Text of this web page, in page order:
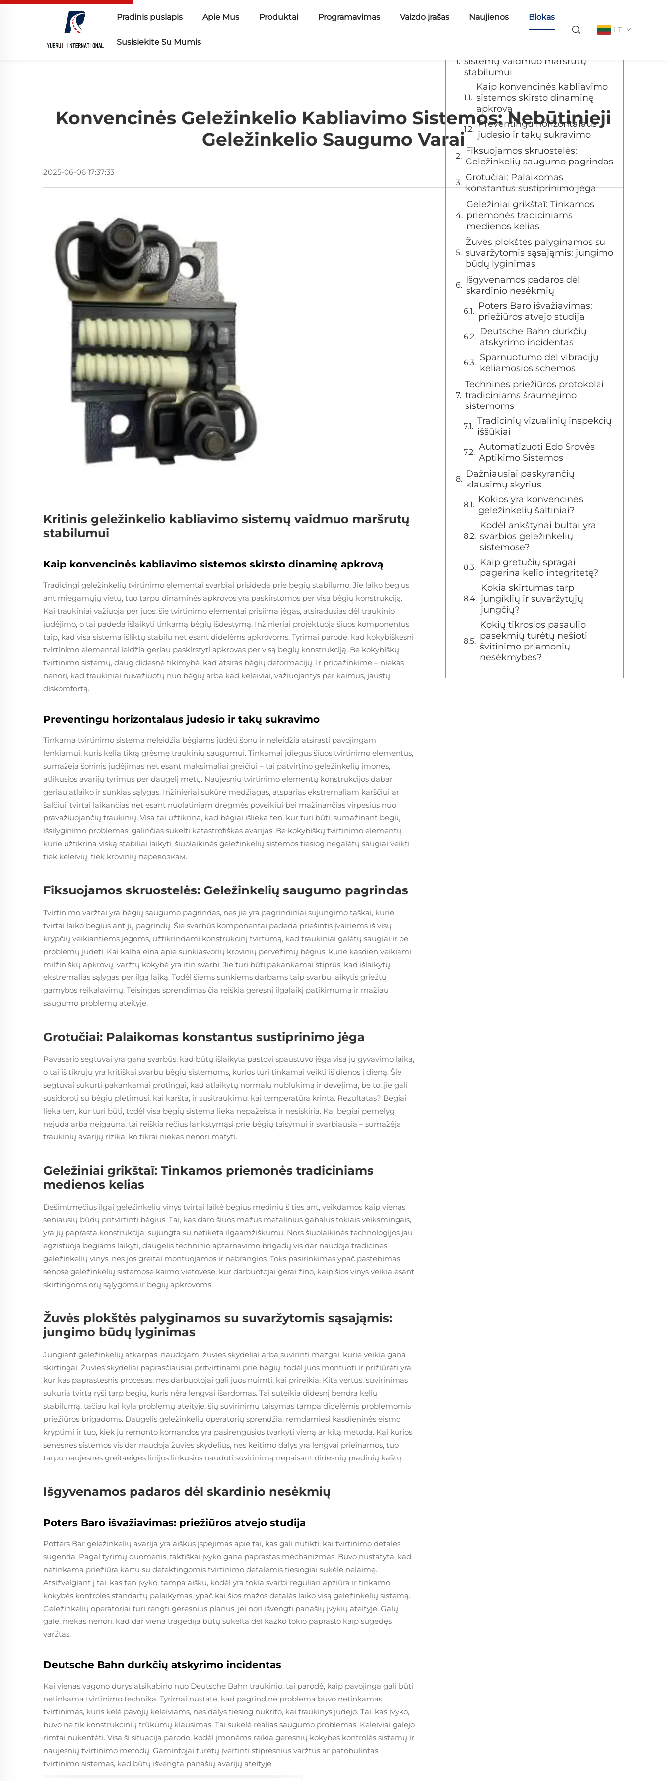
Pradinis puslapis Apie Mus Produktai Programavimas Vaizdo įrašas Naujienos Blokas
Susisiekite Su Mumis
LT
Konvencinės Geležinkelio Kabliavimo Sistemos: Nebūtinieji
Geležinkelio Saugumo Varai
2025-06-06 17:37:33
Kritinis geležinkelio kabliavimo sistemų vaidmuo maršrutų
stabilumui
Kaip konvencinės kabliavimo sistemos skirsto dinaminę apkrovą
Tradicingi geležinkelių tvirtinimo elementai svarbiai prisideda prie bėgių stabilumo. Jie laiko bėgius
ant miegamųjų vietų, tuo tarpu dinaminės apkrovos yra paskirstomos per visą bėgių konstrukciją.
Kai traukiniai važiuoja per juos, šie tvirtinimo elementai prisiima jėgas, atsiradusias dėl traukinio
judėjimo, o tai padeda išlaikyti tinkamą bėgių išdėstymą. Inžinieriai projektuoja šiuos komponentus
taip, kad visa sistema išliktų stabilu net esant didelėms apkrovoms. Tyrimai parodė, kad kokybiškesni
tvirtinimo elementai leidžia geriau paskirstyti apkrovas per visą bėgių konstrukciją. Be kokybiškų
tvirtinimo sistemų, daug didesnė tikimybė, kad atsiras bėgių deformacijų. Ir pripažinkime – niekas
nenori, kad traukiniai nuvažiuotų nuo bėgių arba kad keleiviai, važiuojantys per kaimus, jaustų
diskomfortą.
Preventingu horizontalaus judesio ir takų sukravimo
Tinkama tvirtinimo sistema neleidžia bėgiams judėti šonu ir neleidžia atsirasti pavojingam
lenkiamui, kuris kelia tikrą grėsmę traukinių saugumui. Tinkamai įdiegus šiuos tvirtinimo elementus,
sumažėja šoninis judėjimas net esant maksimaliai greičiui – tai patvirtino geležinkelių įmonės,
atlikusios avarijų tyrimus per daugelį metų. Naujesnių tvirtinimo elementų konstrukcijos dabar
geriau atlaiko ir sunkias sąlygas. Inžinieriai sukūrė medžiagas, atsparias ekstremaliam karščiui ar
šalčiui, tvirtai laikančias net esant nuolatiniam drėgmės poveikiui bei mažinančias virpesius nuo
pravažiuojančių traukinių. Visa tai užtikrina, kad bėgiai išlieka ten, kur turi būti, sumažinant bėgių
išsilyginimo problemas, galinčias sukelti katastrofiškas avarijas. Be kokybiškų tvirtinimo elementų,
kurie užtikrina viską stabiliai laikyti, šiuolaikinės geležinkelių sistemos tiesiog negalėtų saugiai veikti
tiek keleivių, tiek krovinių перевозкам.
Fiksuojamos skruostelės: Geležinkelių saugumo pagrindas
Tvirtinimo varžtai yra bėgių saugumo pagrindas, nes jie yra pagrindiniai sujungimo taškai, kurie
tvirtai laiko bėgius ant jų pagrindų. Šie svarbūs komponentai padeda priešintis įvairiems iš visų
krypčių veikiantiems jėgoms, užtikrindami konstrukcinį tvirtumą, kad traukiniai galėtų saugiai ir be
problemų judėti. Kai kalba eina apie sunkiasvorių krovinių pervežimų bėgius, kurie kasdien veikiami
milžiniškų apkrovų, varžtų kokybė yra itin svarbi. Jie turi būti pakankamai stiprūs, kad išlaikytų
ekstremalias sąlygas per ilgą laiką. Todėl šiems sunkiems darbams taip svarbu laikytis griežtų
gamybos reikalavimų. Teisingas sprendimas čia reiškia geresnį ilgalaikį patikimumą ir mažiau
saugumo problemų ateityje.
Grotučiai: Palaikomas konstantus sustiprinimo jėga
Pavasario segtuvai yra gana svarbūs, kad būtų išlaikyta pastovi spaustuvo jėga visą jų gyvavimo laiką,
o tai iš tikrųjų yra kritiškai svarbu bėgių sistemoms, kurios turi tinkamai veikti iš dienos į dieną. Šie
segtuvai sukurti pakankamai protingai, kad atlaikytų normalų nublukimą ir dėvėjimą, be to, jie gali
susidoroti su bėgių plėtimusi, kai karšta, ir susitraukimu, kai temperatūra krinta. Rezultatas? Bėgiai
lieka ten, kur turi būti, todėl visa bėgių sistema lieka nepažeista ir nesiskiria. Kai bėgiai pernelyg
nejuda arba neįgauna, tai reiškia rečius lankstymąsi prie bėgių taisymui ir svarbiausia – sumažėja
traukinių avarijų rizika, ko tikrai niekas nenori matyti.
Geležiniai grikštaĩ: Tinkamos priemonės tradiciniams
medienos kelias
Dešimtmečius ilgai geležinkelių vinys tvirtai laikė bėgius medinių š ties ant, veikdamos kaip vienas
seniausių būdų pritvirtinti bėgius. Tai, kas daro šiuos mažus metalinius gabalus tokiais veiksmingais,
yra jų paprasta konstrukcija, sujungta su netikėta ilgaamžiškumu. Nors šiuolaikinės technologijos jau
egzistuoja bėgiams laikyti, daugelis techninio aptarnavimo brigadų vis dar naudoja tradicines
geležinkelių vinys, nes jos greitai montuojamos ir nebrangios. Toks pasirinkimas ypač pastebimas
senose geležinkelių sistemose kaimo vietovėse, kur darbuotojai gerai žino, kaip šios vinys veikia esant
skirtingoms orų sąlygoms ir bėgių apkrovoms.
Žuvės plokštės palyginamos su suvaržytomis sąsająmis:
jungimo būdų lyginimas
Jungiant geležinkelių atkarpas, naudojami žuvies skydeliai arba suvirinti mazgai, kurie veikia gana
skirtingai. Žuvies skydeliai paprasčiausiai pritvirtinami prie bėgių, todėl juos montuoti ir prižiūrėti yra
kur kas paprastesnis procesas, nes darbuotojai gali juos nuimti, kai prireikia. Kita vertus, suvirinimas
sukuria tvirtą ryšį tarp bėgių, kuris nėra lengvai išardomas. Tai suteikia didesnį bendrą kelių
stabilumą, tačiau kai kyla problemų ateityje, šių suvirinimų taisymas tampa didelėmis problemomis
priežiūros brigadoms. Daugelis geležinkelių operatorių sprendžia, remdamiesi kasdieninės eismo
kryptimi ir tuo, kiek jų remonto komandos yra pasirengusios tvarkyti vieną ar kitą metodą. Kai kurios
senesnės sistemos vis dar naudoja žuvies skydelius, nes keitimo dalys yra lengvai prieinamos, tuo
tarpu naujesnės greitaeigės linijos linkusios naudoti suvirinimą nepaisant didesnių pradinių kaštų.
Išgyvenamos padaros dėl skardinio nesėkmių
Poters Baro išvažiavimas: priežiūros atvejo studija
Potters Bar geležinkelių avarija yra aiškus įspėjimas apie tai, kas gali nutikti, kai tvirtinimo detalės
sugenda. Pagal tyrimų duomenis, faktiškai įvyko gana paprastas mechanizmas. Buvo nustatyta, kad
netinkama priežiūra kartu su defektingomis tvirtinimo detalėmis tiesiogiai sukėlė nelaimę.
Atsižvelgiant į tai, kas ten įvyko, tampa aišku, kodėl yra tokia svarbi reguliari apžiūra ir tinkamo
kokybės kontrolės standartų palaikymas, ypač kai šios mažos detalės laiko visą geležinkelių sistemą.
Geležinkelių operatoriai turi rengti geresnius planus, jei nori išvengti panašių įvykių ateityje. Galų
gale, niekas nenori, kad dar viena tragedija būtų sukelta dėl kažko tokio paprasto kaip sugedęs
varžtas.
Deutsche Bahn durkčių atskyrimo incidentas
Kai vienas vagono durys atsikabino nuo Deutsche Bahn traukinio, tai parodė, kaip pavojinga gali būti
netinkama tvirtinimo technika. Tyrimai nustatė, kad pagrindinė problema buvo netinkamas
tvirtinimas, kuris kėlė pavojų keleiviams, nes dalys tiesiog nukrito, kai traukinys judėjo. Tai, kas įvyko,
buvo ne tik konstrukcinių trūkumų klausimas. Tai sukėlė realias saugumo problemas. Keleiviai galėjo
rimtai nukentėti. Visa ši situacija parodo, kodėl įmonėms reikia geresnių kokybės kontrolės sistemų ir
naujesnių tvirtinimo metodų. Gamintojai turėtų įvertinti stipresnius varžtus ar patobulintas
tvirtinimo sistemas, kad būtų išvengta panašių avarijų ateityje.
Turinys
sistemų vaidmuo maršrutų
stabilumui
Kaip konvencinės kabliavimo
sistemos skirsto dinaminę
apkrovą
Preventingu horizontalaus
judesio ir takų sukravimo
Fiksuojamos skruostelės:
Geležinkelių saugumo pagrindas
Grotučiai: Palaikomas
konstantus sustiprinimo jėga
Geležiniai grikštaĩ: Tinkamos
priemonės tradiciniams
medienos kelias
Žuvės plokštės palyginamos su
suvaržytomis sąsająmis: jungimo
būdų lyginimas
Išgyvenamos padaros dėl
skardinio nesėkmių
Poters Baro išvažiavimas:
priežiūros atvejo studija
Deutsche Bahn durkčių
atskyrimo incidentas
Sparnuotumo dėl vibracijų
keliamosios schemos
Techninės priežiūros protokolai
tradiciniams šraumėjimo
sistemoms
Tradicinių vizualinių inspekcių
iššūkiai
Automatizuoti Edo Srovės
Aptikimo Sistemos
Dažniausiai paskyrančių
klausimų skyrius
Kokios yra konvencinės
geležinkelių šaltiniai?
Kodėl ankštynai bultai yra
svarbios geležinkelių
sistemose?
Kaip gretučių spragai
pagerina kelio integritetę?
Kokia skirtumas tarp
jungiklių ir suvaržytųjų
jungčių?
Kokių tikrosios pasaulio
pasekmių turėtų nešioti
švitinimo priemonių
nesėkmybės?